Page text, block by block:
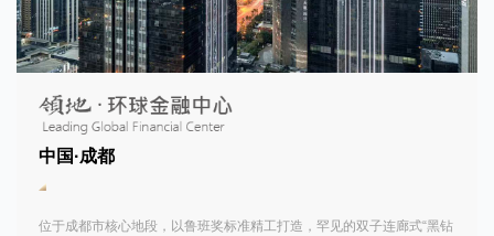
中国·成都
位于成都市核心地段，以鲁班奖标准精工打造，罕见的双子连廊式“黑钻